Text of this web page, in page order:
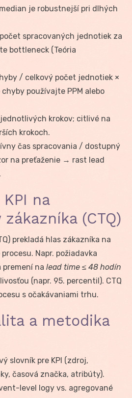
je robustnejší pri dlhých
spracovaných jednotiek za
bottleneck (Teória
/ celkový počet jednotiek ×
chyby používajte PPM alebo
jednotlivých krokov; citlivé na
krokoch.
čas spracovania / dostupný
na preťaženie → rast lead
na
(CTQ)
prekladá hlas zákazníka na
Napr. požiadavka
premení na lead time ≤ 48 hodín
(napr. 95. percentil). CTQ
s očakávaniami trhu.
a metodika
slovník pre KPI (zdroj,
časová značka, atribúty).
level logy vs. agregované